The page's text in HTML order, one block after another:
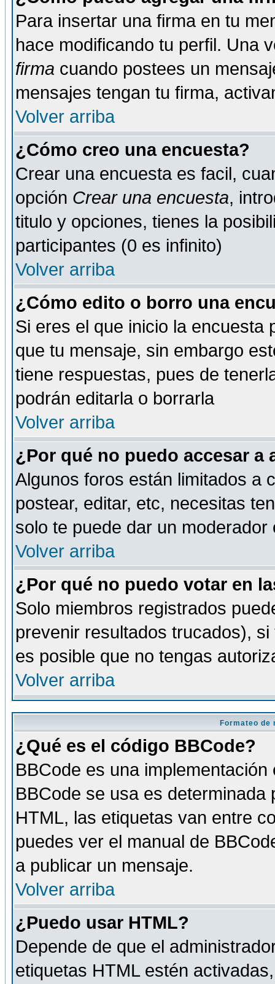
Para insertar una firma en tu
hace modificando tu perfil. Una
firma cuando postees un
mensajes tengan tu firma,
Volver arriba
¿Cómo creo una encuesta?
Crear una encuesta es facil,
opción Crear una encuesta,
titulo y opciones, tienes la
participantes (0 es infinito)
Volver arriba
¿Cómo edito o borro una
Si eres el que inicio la encuesta
que tu mensaje, sin embargo
tiene respuestas, pues de
podrán editarla o borrarla
Volver arriba
¿Por qué no puedo accesar a
Algunos foros están limitados a
postear, editar, etc, necesitas
solo te puede dar un
Volver arriba
¿Por qué no puedo votar en
Solo miembros registrados
prevenir resultados trucados),
es posible que no tengas
Volver arriba
Formateo de
¿Qué es el código BBCode?
BBCode es una
BBCode se usa es
HTML, las etiquetas van entre
puedes ver el manual de
a publicar un mensaje.
Volver arriba
¿Puedo usar HTML?
Depende de que el
etiquetas HTML estén